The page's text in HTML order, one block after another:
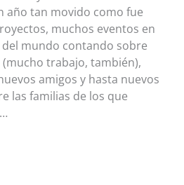
año tan movido como fue
muchos eventos en
mundo contando sobre
trabajo, también),
amigos y hasta nuevos
las familias de los que